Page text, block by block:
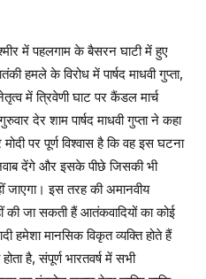
में पहलगाम के बैसरन घाटी में हुए
हमले के विरोध में पार्षद माधवी गुप्ता,
में त्रिवेणी घाट पर कैंडल मार्च
देर शाम पार्षद माधवी गुप्ता ने कहा
पर पूर्ण विश्वास है कि वह इस घटना
देंगे और इसके पीछे जिसकी भी
जाएगा। इस तरह की अमानवीय
की जा सकती हैं आतंकवादियों का कोई
हमेशा मानसिक विकृत व्यक्ति होते हैं
है, संपूर्ण भारतवर्ष में सभी